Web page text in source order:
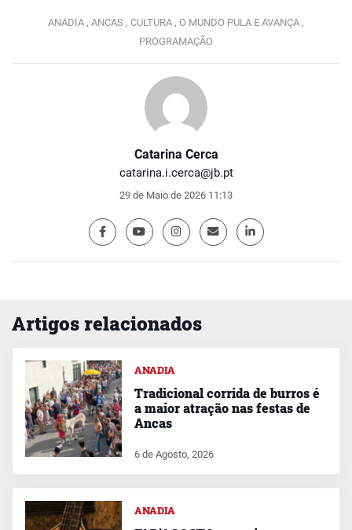
Catarina Cerca
catarina.i.cerca@jb.pt
29 de Maio de 2026 11:13
ANADIA , ANCAS , CULTURA , O MUNDO PULA E AVANÇA ,
PROGRAMAÇÃO
Artigos relacionados
ANADIA
Tradicional corrida de burros é
a maior atração nas festas de
Ancas
6 de Agosto, 2026
ANADIA